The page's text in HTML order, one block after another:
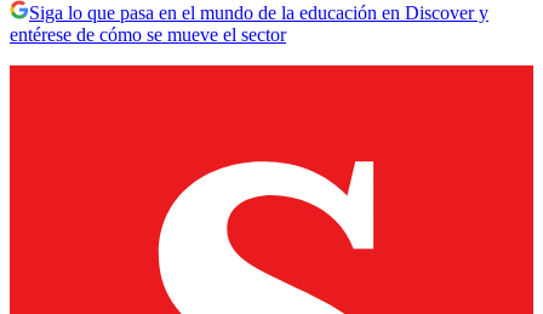
Siga lo que pasa en el mundo de la educación en Discover y
entérese de cómo se mueve el sector